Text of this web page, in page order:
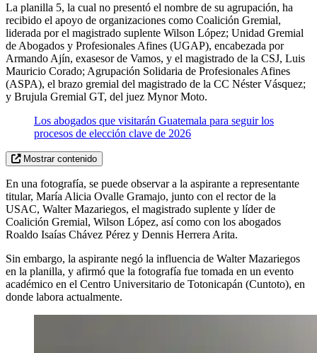
La planilla 5, la cual no presentó el nombre de su agrupación, ha
recibido el apoyo de organizaciones como Coalición Gremial,
liderada por el magistrado suplente Wilson López; Unidad Gremial
de Abogados y Profesionales Afines (UGAP), encabezada por
Armando Ajín, exasesor de Vamos, y el magistrado de la CSJ, Luis
Mauricio Corado; Agrupación Solidaria de Profesionales Afines
(ASPA), el brazo gremial del magistrado de la CC Néster Vásquez;
y Brujula Gremial GT, del juez Mynor Moto.
Los abogados que visitarán Guatemala para seguir los
procesos de elección clave de 2026
Mostrar contenido
En una fotografía, se puede observar a la aspirante a representante
titular, María Alicia Ovalle Gramajo, junto con el rector de la
USAC, Walter Mazariegos, el magistrado suplente y líder de
Coalición Gremial, Wilson López, así como con los abogados
Roaldo Isaías Chávez Pérez y Dennis Herrera Arita.
Sin embargo, la aspirante negó la influencia de Walter Mazariegos
en la planilla, y afirmó que la fotografía fue tomada en un evento
académico en el Centro Universitario de Totonicapán (Cuntoto), en
donde labora actualmente.